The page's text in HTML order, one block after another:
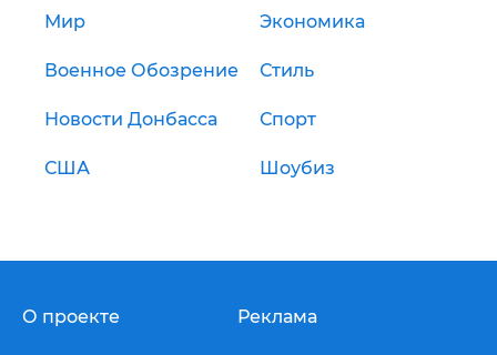
Мир Экономика
Военное Обозрение Стиль
Новости Донбасса Спорт
США Шоубиз
О проекте Реклама